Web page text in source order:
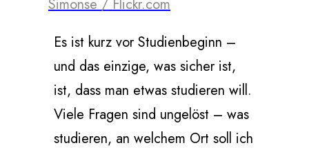
Simonse / Flickr.com
Es ist kurz vor Studienbeginn –
und das einzige, was sicher ist,
ist, dass man etwas studieren will.
Viele Fragen sind ungelöst – was
studieren, an welchem Ort soll ich